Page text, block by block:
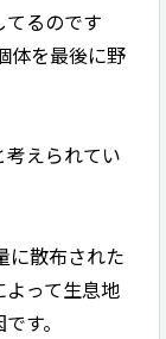
るのです
体を最後に野
えられてい
に散布された
って生息地
す。